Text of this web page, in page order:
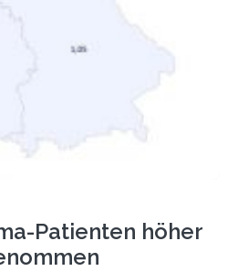
Patienten höher